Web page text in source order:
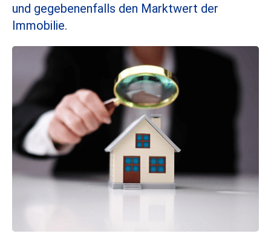
und gegebenenfalls den Marktwert der
Immobilie.